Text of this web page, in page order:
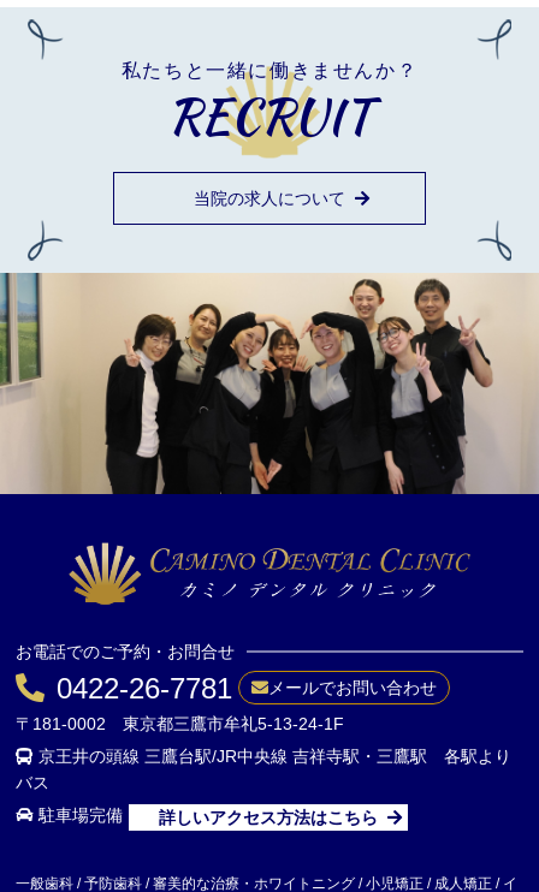
私たちと一緒に働きませんか？
RECRUIT
当院の求人について
お電話でのご予約・お問合せ
0422-26-7781
メールでお問い合わせ
〒181-0002 東京都三鷹市牟礼5-13-24-1F
京王井の頭線 三鷹台駅/JR中央線 吉祥寺駅・三鷹駅 各駅より
バス
駐車場完備
詳しいアクセス方法はこちら
一般歯科 / 予防歯科 / 審美的な治療・ホワイトニング / 小児矯正 / 成人矯正 / イ